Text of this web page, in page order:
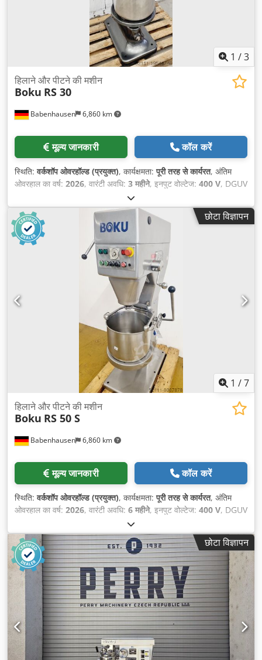
1 /3
Babenhausen 6,860 km
हिलाने और पीटने की मशीन
Boku RS 30
मूल्य जानकारी कॉल करें
स्थिति:वर्कशॉप ओवरहॉल्ड (प्रयुक्त), कार्यक्षमता:पूरी तरह से कार्यरत, अंतिम
ओवरहाल का वर्ष: 2026, वारंटी अवधि: 3 महीने, इनपुट वोल्टेज: 400 V, DGUV
, कुल लंबाई:
किग्रा, कुल चौड़ाई:650 मिमी, कुल ऊँचाई:1,420 मिमी, इलेक्ट्रिकल फ्यूज:10
A, इनपुट आवृत्ति: , खाली वजन: 285 किग्रा, छोटा विज्ञापन
1 /7
Babenhausen 6,860 km
हिलाने और पीटने की मशीन
Boku RS 50 S
मूल्य जानकारी कॉल करें
स्थिति:वर्कशॉप ओवरहॉल्ड (प्रयुक्त), कार्यक्षमता:पूरी तरह से कार्यरत, अंतिम
ओवरहाल का वर्ष: 2026, वारंटी अवधि: 6 महीने, इनपुट वोल्टेज: 400 V, DGUV
, कुल लंबाई:
किग्रा, कुल चौड़ाई:700 मिमी, कुल ऊँचाई:1,670 मिमी, इलेक्ट्रिकल फ्यूज:16
A, इनपुट आवृत्ति:50 Hz, खाली वजन:400 किग्रा, छोटा विज्ञापन